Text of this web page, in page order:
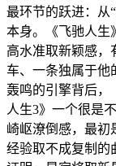
最环节的跃进：从
本身。《飞驰人生
高水准取新颖感，
车、一条独属于他
轰鸣的引擎背后，
人生3》一个很是
崎岖潦倒感，最初
经验取不成复制的